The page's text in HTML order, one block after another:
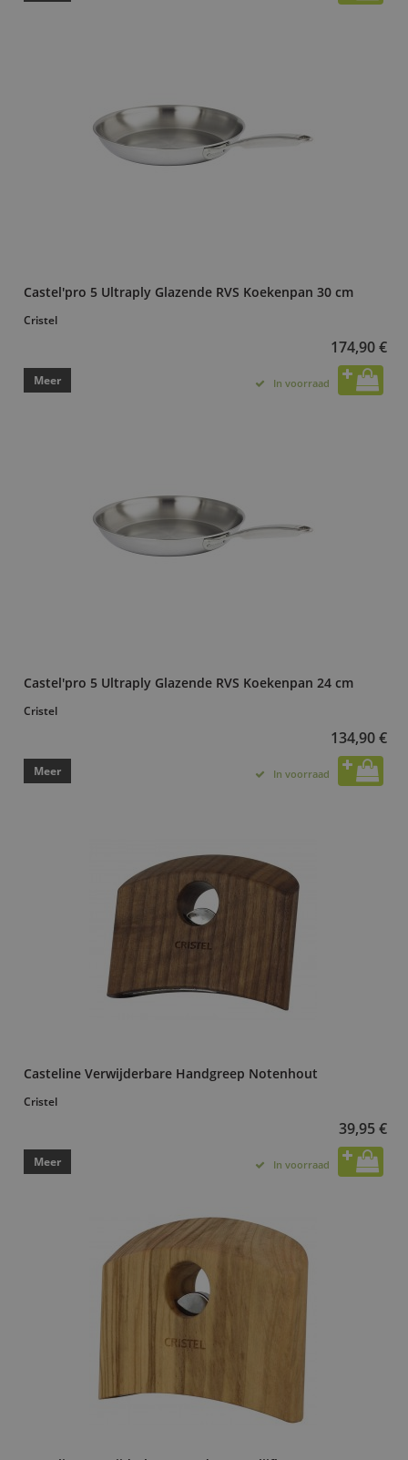
Castel'pro 5 Ultraply Glazende RVS Koekenpan 30 cm
Cristel
174,90 €
Meer In voorraad
Castel'pro 5 Ultraply Glazende RVS Koekenpan 24 cm
Cristel
134,90 €
Meer In voorraad
Casteline Verwijderbare Handgreep Notenhout
Cristel
39,95 €
Meer In voorraad